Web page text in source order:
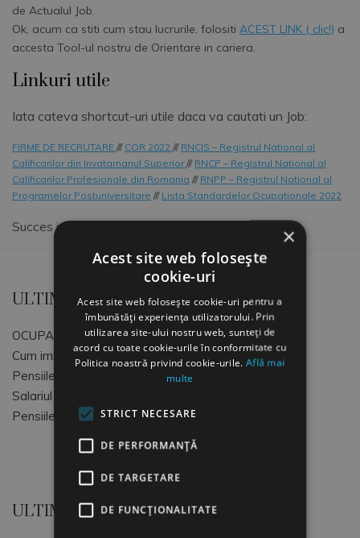
de Actualul Job.
Ok, acum ca stiti cum stau lucrurile, folositi ACEST LINK ( clic!) a
accesta Tool-ul nostru de Orientare in cariera.
Linkuri utile
Iata cateva shortcut-uri utile daca va cautati un Job:
FIRME DE RECRUTARE /// COR 2022 /// RNCIS – Registrul National al
Calificarilor din Invatamanul Superior/// RNCP – Registrul National al
Calificarilor Profesionale din Romania /// RNPP – Registrul National al
Programelor Postuniversitare /// Lista Standardelor Ocupationale 2022
Succes in ce faceti!
ULTIMELE ARTICOLE
OCUPATII SI CODURI COR
Cum imbunatatim atmosfera de lucru
Pensiile speciale MApN+MAI+SRI
Salariul Minim Brut pe tara
Pensiile speciale ale magistratilor
ULTIMELE COMENTARII
×
Acest site web folosește
cookie-uri
Acest site web folosește cookie-uri pentru a
îmbunătăți experiența utilizatorului. Prin
utilizarea site-ului nostru web, sunteți de
acord cu toate cookie-urile în conformitate cu
Politica noastră privind cookie-urile.Află mai
multe
STRICT NECESARE
DE PERFORMANȚĂ
DE TARGETARE
DE FUNCŢIONALITATE